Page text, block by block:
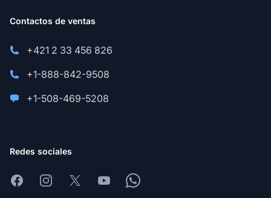
Contactos de ventas
+421 2 33 456 826
+1-888-842-9508
+1-508-469-5208
Redes sociales
FacebookInstagram
X YoutubeWhatsapp